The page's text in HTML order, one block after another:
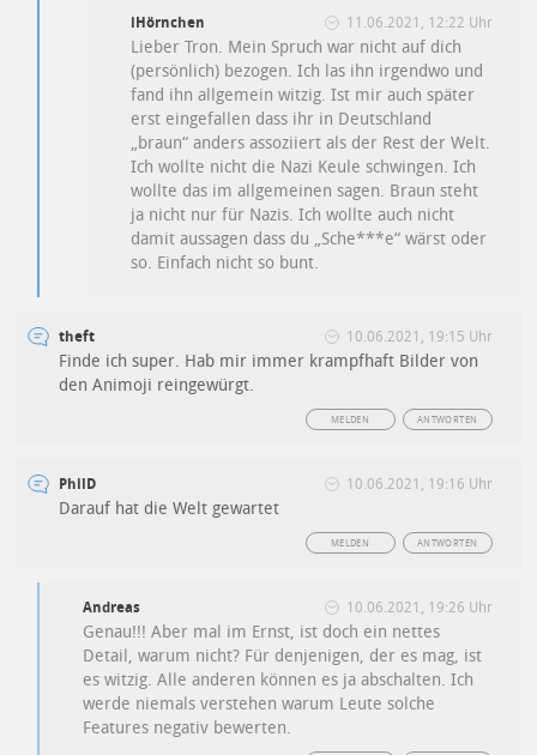
iHörnchen 11.06.2021, 12:22 Uhr
Lieber Tron. Mein Spruch war nicht auf dich
(persönlich) bezogen. Ich las ihn irgendwo und
fand ihn allgemein witzig. Ist mir auch später
erst eingefallen dass ihr in Deutschland
„braun“ anders assoziiert als der Rest der Welt.
Ich wollte nicht die Nazi Keule schwingen. Ich
wollte das im allgemeinen sagen. Braun steht
ja nicht nur für Nazis. Ich wollte auch nicht
damit aussagen dass du „Sche***e“ wärst oder
so. Einfach nicht so bunt.
theft 10.06.2021, 19:15 Uhr
Finde ich super. Hab mir immer krampfhaft Bilder von
den Animoji reingewürgt.
ANTWORTEN
MELDEN
PhilD 10.06.2021, 19:16 Uhr
Darauf hat die Welt gewartet
ANTWORTEN
MELDEN
Andreas 10.06.2021, 19:26 Uhr
Genau!!! Aber mal im Ernst, ist doch ein nettes
Detail, warum nicht? Für denjenigen, der es mag, ist
es witzig. Alle anderen können es ja abschalten. Ich
werde niemals verstehen warum Leute solche
Features negativ bewerten.